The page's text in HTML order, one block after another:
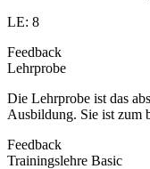
LE: 8
Feedback
Lehrprobe
Die Lehrprobe ist das
Ausbildung. Sie ist zum
Feedback
Trainingslehre Basic